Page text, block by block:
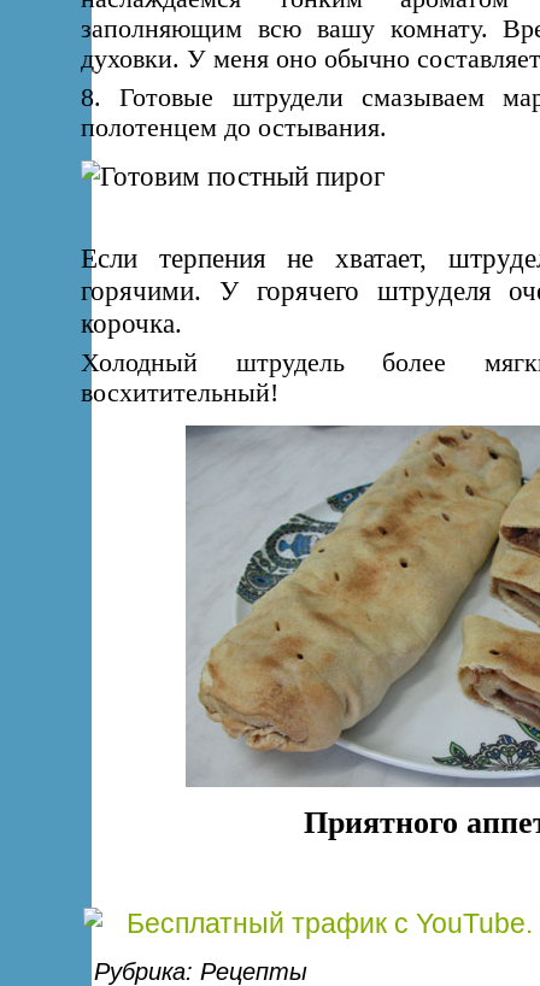
заполняющим всю вашу комнату.
духовки. У меня оно обычно
8. Готовые штрудели смазываем
полотенцем до остывания.
Если терпения не хватает,
горячими. У горячего штруделя
корочка.
Холодный штрудель более
восхитительный!
Приятного
Рубрика: Рецепты